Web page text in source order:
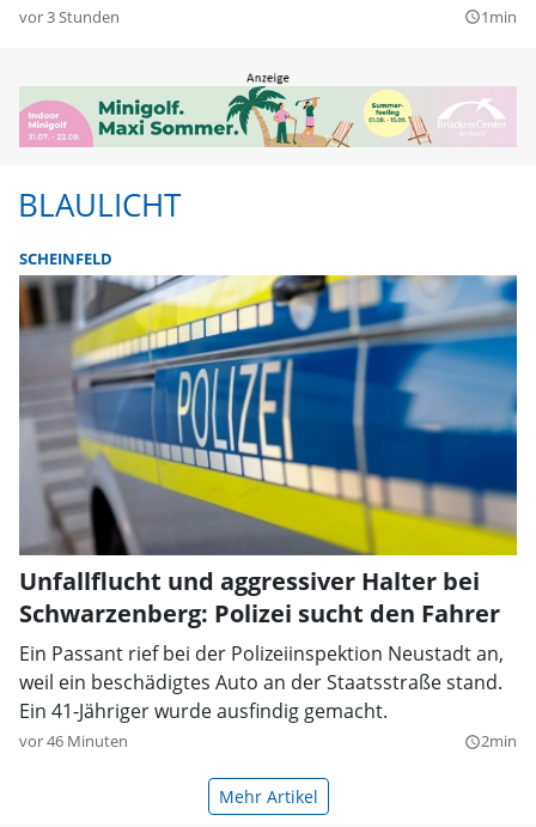
vor 3 Stunden query_builder1min
BLAULICHT
SCHEINFELD
Unfallflucht und aggressiver Halter bei
Schwarzenberg: Polizei sucht den Fahrer
Ein Passant rief bei der Polizeiinspektion Neustadt an,
weil ein beschädigtes Auto an der Staatsstraße stand.
Ein 41-Jähriger wurde ausfindig gemacht.
vor 46 Minuten query_builder2min
Mehr Artikel